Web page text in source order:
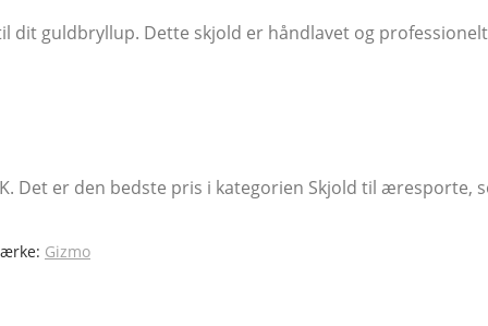
guldbryllup. Dette skjold er håndlavet og
Det er den bedste pris i kategorien Skjold til æresporte,
Gizmo